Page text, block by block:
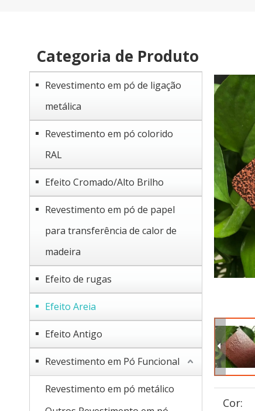
Categoria de Produto
Revestimento em pó de ligação
metálica
Revestimento em pó colorido
RAL
Efeito Cromado/Alto Brilho
Revestimento em pó de papel
para transferência de calor de
madeira
Efeito de rugas
Efeito Areia
Efeito Antigo
Revestimento em Pó Funcional
Revestimento em pó metálico
Cor: